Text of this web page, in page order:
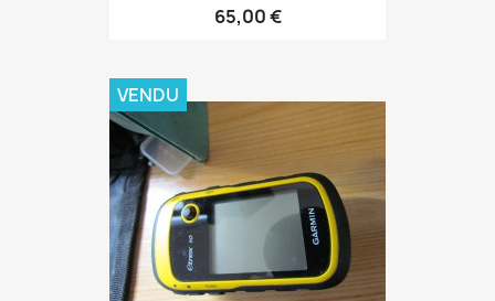
65,00 €
VENDU